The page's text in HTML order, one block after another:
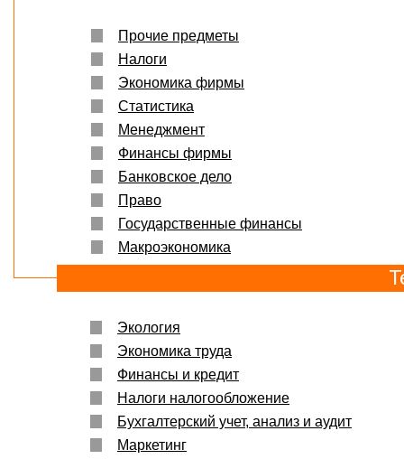
Прочие предметы
Налоги
Экономика фирмы
Статистика
Менеджмент
Финансы фирмы
Банковское дело
Право
Государственные финансы
Макроэкономика
Экология
Экономика труда
Финансы и кредит
Налоги налогообложение
Бухгалтерский учет, анализ и аудит
Маркетинг